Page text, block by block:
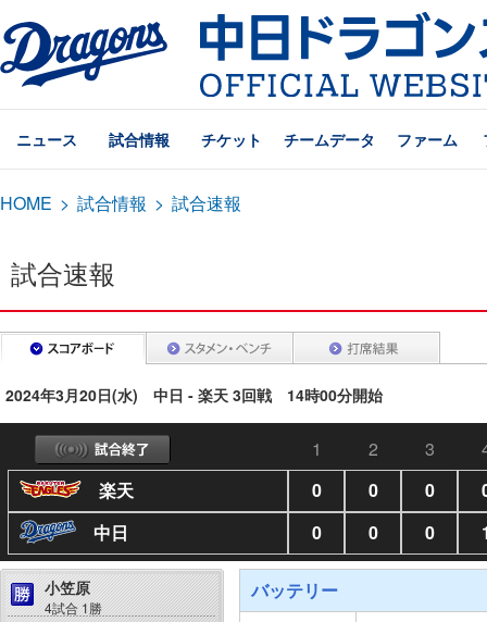
ニュース 試合情報 チケット チームデータ ファーム
HOME > 試合情報 > 試合速報
試合速報
2024年3月20日(水) 中日 - 楽天 3回戦 14時00分開始
1 2 3
楽天
0 0 0
中日
0 0 0
小笠原
4試合 1勝
バッテリー